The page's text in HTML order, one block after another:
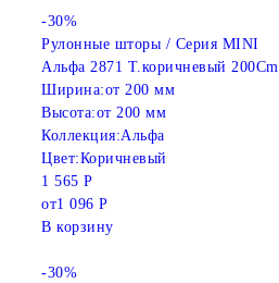
-30%
Рулонные шторы / Серия MINI
Альфа 2871 Т.коричневый 200Cm
Ширина:от 200 мм
Высота:от 200 мм
Коллекция:Альфа
Цвет:Коричневый
1 565 Р
от1 096 Р
В корзину
-30%